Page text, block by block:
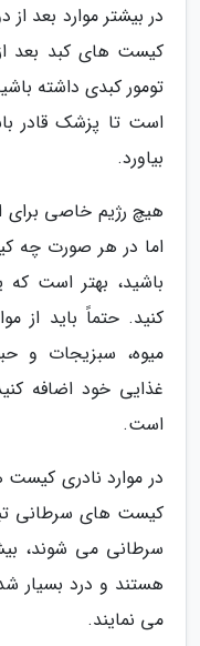
در بیشتر موارد بعد
کیست های کبد بعد
تومور کبدی داشته
است تا پزشک قادر
بیاورد.
هیچ رژیم خاصی برای
اما در هر صورت چه
باشید، بهتر است
کنید. حتماً باید از
میوه، سبزیجات و
غذایی خود اضافه
است.
در موارد نادری
کیست های سرطانی
سرطانی می شوند،
هستند و درد بسیار
می نمایند.